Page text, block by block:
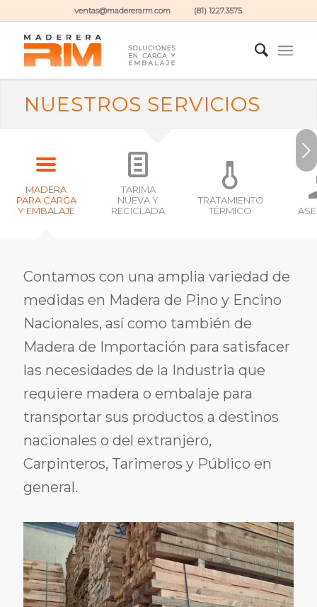
ventas@madererarm.com (81) 1227.3575
NUESTROS SERVICIOS
MADERA
PARA CARGA
Y EMBALAJE
TARIMA
NUEVA Y
RECICLADA
TRATAMIENTO
TÉRMICO
Contamos con una amplia variedad de
medidas en Madera de Pino y Encino
Nacionales, así como también de
Madera de Importación para satisfacer
las necesidades de la Industria que
requiere madera o embalaje para
transportar sus productos a destinos
nacionales o del extranjero,
Carpinteros, Tarimeros y Público en
general.